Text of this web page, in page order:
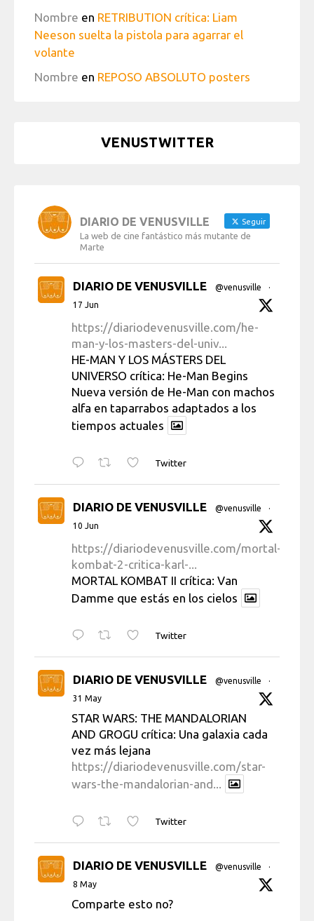
Nombre en RETRIBUTION crítica: Liam
Neeson suelta la pistola para agarrar el
volante
Nombre en REPOSO ABSOLUTO posters
VENUSTWITTER
DIARIO DE VENUSVILLE Seguir
La web de cine fantástico más mutante de
Marte
DIARIO DE VENUSVILLE @venusville
·
17 Jun
https://diariodevenusville.com/he-
man-y-los-masters-del-univ...
HE-MAN Y LOS MÁSTERS DEL
UNIVERSO crítica: He-Man Begins
Nueva versión de He-Man con machos
alfa en taparrabos adaptados a los
tiempos actuales
Twitter
DIARIO DE VENUSVILLE @venusville
·
10 Jun
https://diariodevenusville.com/mortal-
kombat-2-critica-karl-...
MORTAL KOMBAT II crítica: Van
Damme que estás en los cielos
Twitter
DIARIO DE VENUSVILLE @venusville
·
31 May
STAR WARS: THE MANDALORIAN
AND GROGU crítica: Una galaxia cada
vez más lejana
https://diariodevenusville.com/star-
wars-the-mandalorian-and...
Twitter
DIARIO DE VENUSVILLE @venusville
·
8 May
Comparte esto no?